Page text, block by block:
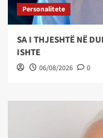
Personalitete
SA I THJESHTË NË
ISHTE
06/08/2026 0